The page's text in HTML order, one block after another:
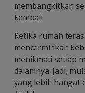
membangkitkan
kembali
Ketika rumah
mencerminkan
menikmati setiap
dalamnya. Jadi,
yang lebih hangat